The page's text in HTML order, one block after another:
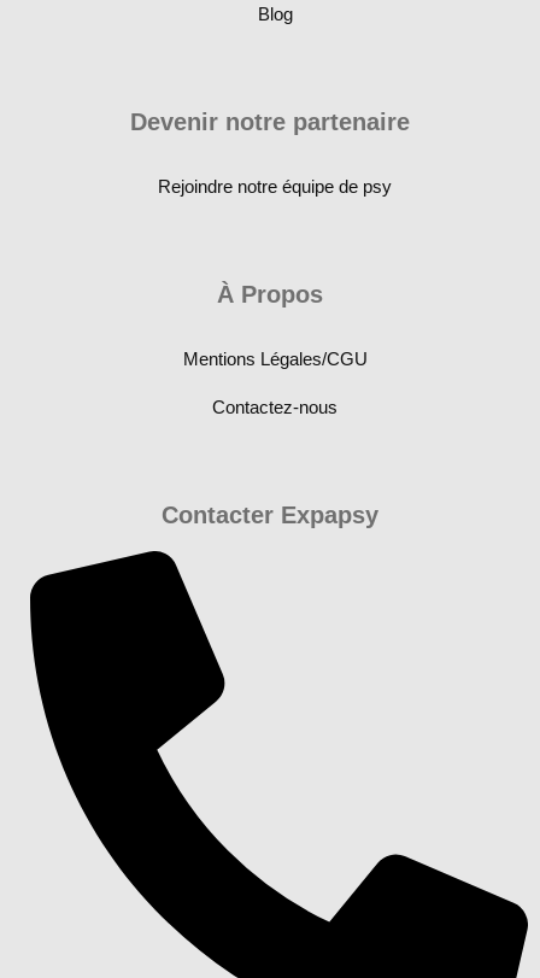
Blog
Devenir notre partenaire
Rejoindre notre équipe de psy
À Propos
Mentions Légales/CGU
Contactez-nous
Contacter Expapsy